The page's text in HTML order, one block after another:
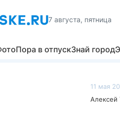
7 августа, пятница
Пора в отпускЗнай город
11 мая
Алексей